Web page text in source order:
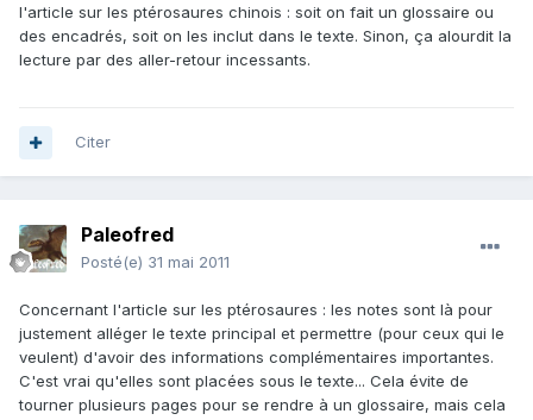
l'article sur les ptérosaures chinois : soit on fait un glossaire ou
des encadrés, soit on les inclut dans le texte. Sinon, ça alourdit la
lecture par des aller-retour incessants.
Citer
Paleofred
Posté(e) 31 mai 2011
Concernant l'article sur les ptérosaures : les notes sont là pour
justement alléger le texte principal et permettre (pour ceux qui le
veulent) d'avoir des informations complémentaires importantes.
C'est vrai qu'elles sont placées sous le texte... Cela évite de
tourner plusieurs pages pour se rendre à un glossaire, mais cela